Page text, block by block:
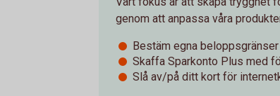
genom att anpassa våra
Bestäm egna
Skaffa Sparkonto Plus med
Slå av/på ditt kort för